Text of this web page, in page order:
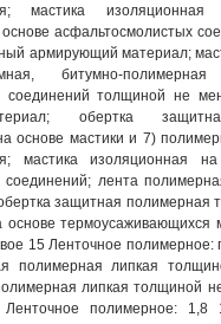
мастика
асфальтосмолистых
армирующий материал;
битумно-
соединений толщиной не
обертка
основе мастики и 7)
мастика изоляционная
соединений; лента
защитная полимерная
термоусаживающихся
15 Ленточное полимерное:
полимерная липкая
липкая толщиной
полимерное: